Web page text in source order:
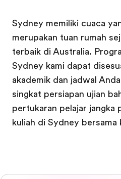
Cerita kami
Karir
Bergabung dengan tim kami
Sydney memiliki cuaca
merupakan tuan rumah
terbaik di Australia.
Sydney kami dapat
akademik dan jadwal
singkat persiapan ujian
pertukaran pelajar jangka
kuliah di Sydney bersama